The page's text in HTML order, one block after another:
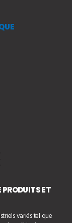
PRODUITS ET
variés tel que